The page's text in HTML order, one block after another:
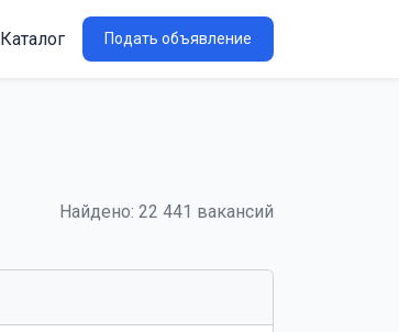
Каталог Подать объявление
Найдено: 22 441 вакансий